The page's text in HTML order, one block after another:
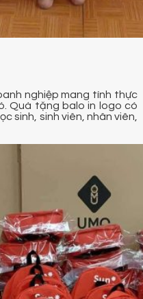
nghiệp mang tính thực
Quà tặng balo in logo có
sinh, sinh viên, nhân viên,